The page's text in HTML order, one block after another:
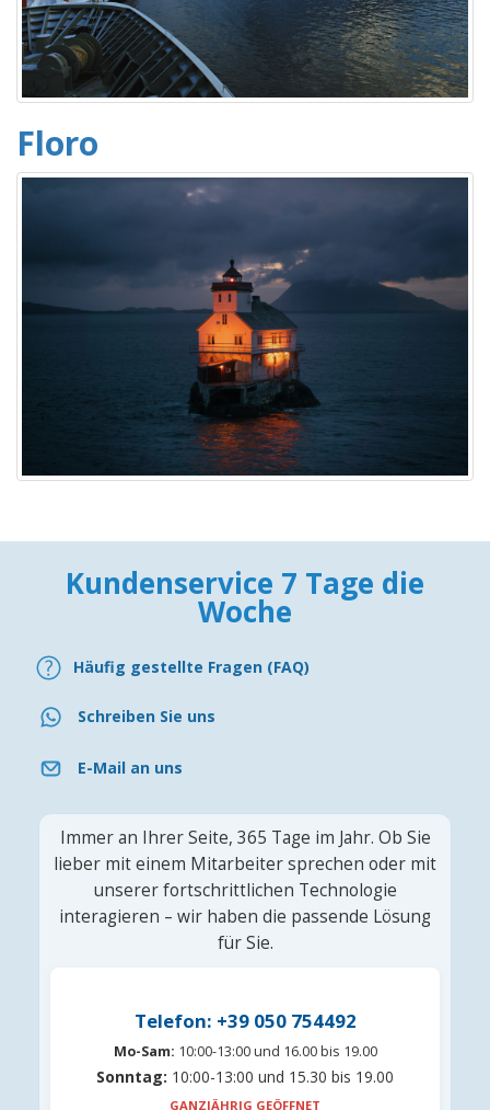
Floro
Kundenservice 7 Tage die
Woche
Häufig gestellte Fragen (FAQ)
Schreiben Sie uns
E-Mail an uns
Immer an Ihrer Seite, 365 Tage im Jahr. Ob Sie
lieber mit einem Mitarbeiter sprechen oder mit
unserer fortschrittlichen Technologie
interagieren – wir haben die passende Lösung
für Sie.
Telefon: +39 050 754492
Mo-Sam: 10:00-13:00 und 16.00 bis 19.00
Sonntag: 10:00-13:00 und 15.30 bis 19.00
GANZJÄHRIG GEÖFFNET